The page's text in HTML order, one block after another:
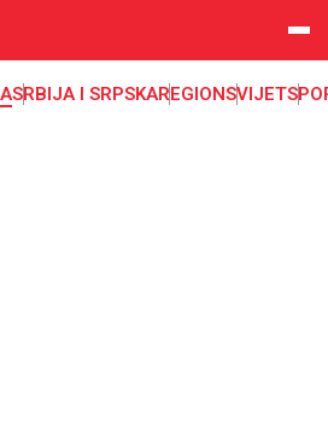
SRBIJA I SRPSKAREGIONSVIJET